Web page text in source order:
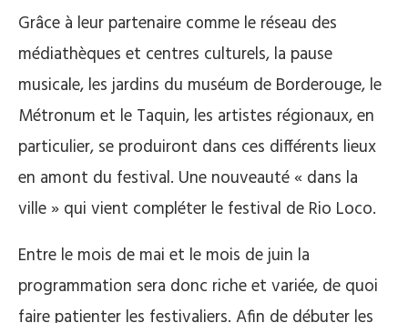
Grâce à leur partenaire comme le réseau des
médiathèques et centres culturels, la pause
musicale, les jardins du muséum de Borderouge, le
Métronum et le Taquin, les artistes régionaux, en
particulier, se produiront dans ces différents lieux
en amont du festival. Une nouveauté « dans la
ville » qui vient compléter le festival de Rio Loco.
Entre le mois de mai et le mois de juin la
programmation sera donc riche et variée, de quoi
faire patienter les festivaliers. Afin de débuter les